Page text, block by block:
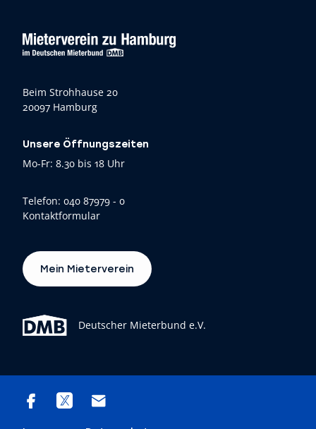
Beim Strohhause 20
20097 Hamburg
Unsere Öffnungszeiten
Mo-Fr: 8.30 bis 18 Uhr
Telefon: 040 87979 - 0
Kontaktformular
Deutscher Mieterbund e.V.
Mein Mieterverein